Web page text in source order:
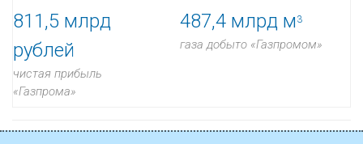
811,5 млрд
рублей
чистая прибыль
«Газпрома»
487,4млрд м3
газа добыто «Газпромом»